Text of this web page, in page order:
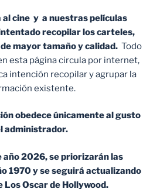
al cine y a nuestras películas
recopilar los carteles,
mayor tamaño y calidad. Todo
esta página circula por internet,
intención recopilar y agrupar la
existente.
obedece únicamente al gusto
administrador.
2026, se priorizarán las
1970 y se seguirá actualizando
Los Oscar de Hollywood.